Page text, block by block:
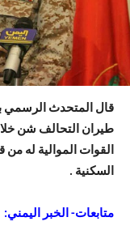
قال المتحدث الرسمي
القوات الموالية له
السكنية .
متابعات- الخبر اليمني: